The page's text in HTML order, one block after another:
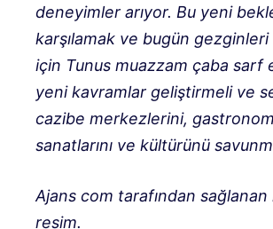
deneyimler arıyor. Bu yeni
karşılamak ve bugün
için Tunus muazzam çaba sarf
yeni kavramlar geliştirmeli ve
cazibe merkezlerini,
sanatlarını ve kültürünü
Ajans com tarafından
resim.